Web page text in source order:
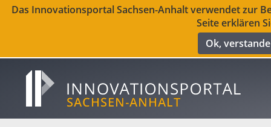
Das Innovationsportal Sachsen-Anhalt verwendet zur
Seite erklären
Ok,